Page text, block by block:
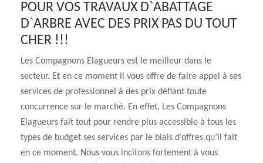
POUR VOS TRAVAUX D`ABATTAGE
D`ARBRE AVEC DES PRIX PAS DU TOUT
CHER !!!
Les Compagnons Elagueurs est le meilleur dans le
secteur. Et en ce moment il vous offre de faire appel à ses
services de professionnel à des prix défiant toute
concurrence sur le marché. En effet, Les Compagnons
Elagueurs fait tout pour rendre plus accessible à tous les
types de budget ses services par le biais d’offres qu’il fait
en ce moment. Nous vous incitons fortement à vous